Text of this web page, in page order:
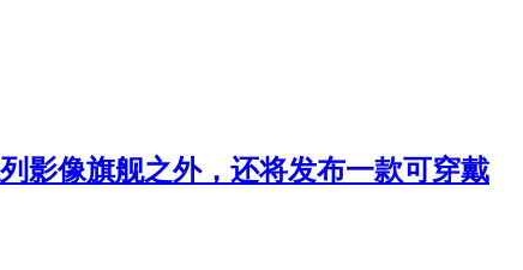
影像旗舰之外，还将发布一款可穿戴